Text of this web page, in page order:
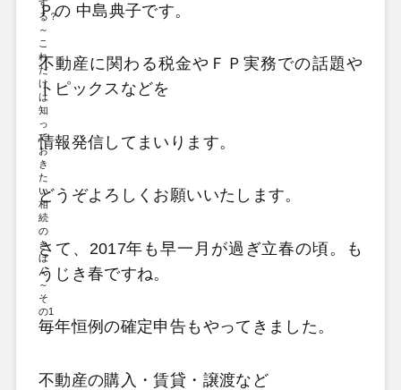
Ｐの 中島典子です。
不動産に関わる税金やＦＰ実務での話題や
トピックスなどを
情報発信してまいります。
どうぞよろしくお願いいたします。
さて、2017年も早一月が過ぎ立春の頃。も
うじき春ですね。
毎年恒例の確定申告もやってきました。
不動産の購入・賃貸・譲渡など